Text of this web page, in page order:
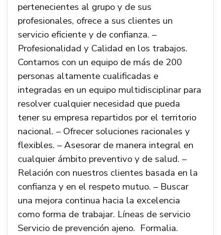
pertenecientes al grupo y de sus
profesionales, ofrece a sus clientes un
servicio eficiente y de confianza. –
Profesionalidad y Calidad en los trabajos.
Contamos con un equipo de más de 200
personas altamente cualificadas e
integradas en un equipo multidisciplinar para
resolver cualquier necesidad que pueda
tener su empresa repartidos por el territorio
nacional. – Ofrecer soluciones racionales y
flexibles. – Asesorar de manera integral en
cualquier ámbito preventivo y de salud. –
Relación con nuestros clientes basada en la
confianza y en el respeto mutuo. – Buscar
una mejora continua hacia la excelencia
como forma de trabajar. Líneas de servicio 
Servicio de prevención ajeno.  Formalia.